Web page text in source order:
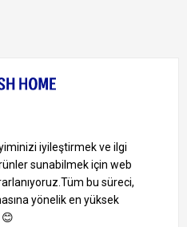
uygulamamızı indirin.
Kargo Bedava!